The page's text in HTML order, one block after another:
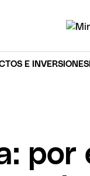
E INVERSIONES